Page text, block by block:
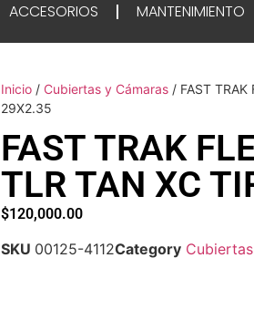
ACCESORIOS MANTENIMIENTO
Inicio / Cubiertas y Cámaras / FAST TRAK
29X2.35
FAST TRAK
TLR TAN XC
$120,000.00
SKU 00125-4112Category